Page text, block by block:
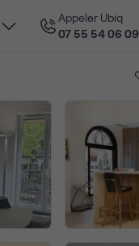
Appeler Ubiq
07 55 54 06 09